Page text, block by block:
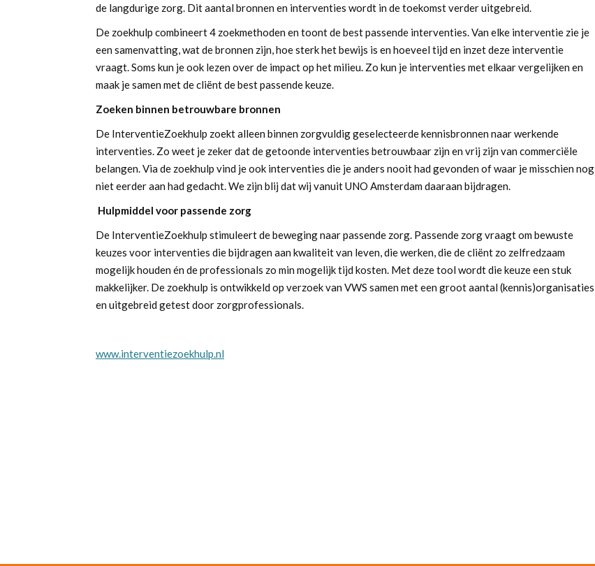
de langdurige zorg. Dit aantal bronnen en interventies wordt in de toekomst verder uitgebreid.
De zoekhulp combineert 4 zoekmethoden en toont de best passende interventies. Van elke interventie zie je
een samenvatting, wat de bronnen zijn, hoe sterk het bewijs is en hoeveel tijd en inzet deze interventie
vraagt. Soms kun je ook lezen over de impact op het milieu. Zo kun je interventies met elkaar vergelijken en
maak je samen met de cliënt de best passende keuze.
Zoeken binnen betrouwbare bronnen
De InterventieZoekhulp zoekt alleen binnen zorgvuldig geselecteerde kennisbronnen naar werkende
interventies. Zo weet je zeker dat de getoonde interventies betrouwbaar zijn en vrij zijn van commerciële
belangen. Via de zoekhulp vind je ook interventies die je anders nooit had gevonden of waar je misschien nog
niet eerder aan had gedacht. We zijn blij dat wij vanuit UNO Amsterdam daaraan bijdragen.
Hulpmiddel voor passende zorg
De InterventieZoekhulp stimuleert de beweging naar passende zorg. Passende zorg vraagt om bewuste
keuzes voor interventies die bijdragen aan kwaliteit van leven, die werken, die de cliënt zo zelfredzaam
mogelijk houden én de professionals zo min mogelijk tijd kosten. Met deze tool wordt die keuze een stuk
makkelijker. De zoekhulp is ontwikkeld op verzoek van VWS samen met een groot aantal (kennis)organisaties
en uitgebreid getest door zorgprofessionals.
www.interventiezoekhulp.nl